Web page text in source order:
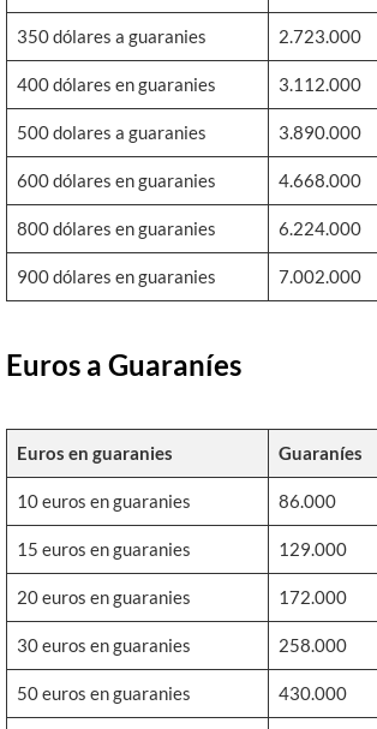
350 dólares a guaranies 2.723.000
400 dólares en guaranies 3.112.000
500 dolares a guaranies 3.890.000
600 dólares en guaranies 4.668.000
800 dólares en guaranies 6.224.000
900 dólares en guaranies 7.002.000
Euros a Guaraníes
Euros en guaranies Guaraníes
10 euros en guaranies 86.000
15 euros en guaranies 129.000
20 euros en guaranies 172.000
30 euros en guaranies 258.000
50 euros en guaranies 430.000